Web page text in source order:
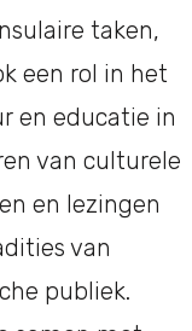
taken,
een rol in het
en educatie in
van culturele
en lezingen
van
publiek.